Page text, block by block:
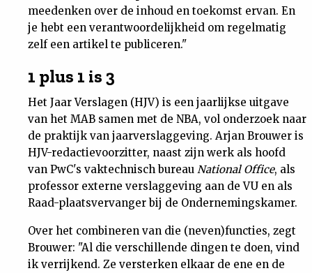
meedenken over de inhoud en toekomst ervan. En
je hebt een verantwoordelijkheid om regelmatig
zelf een artikel te publiceren."
1 plus 1 is 3
Het Jaar Verslagen (HJV) is een jaarlijkse uitgave
van het MAB samen met de NBA, vol onderzoek naar
de praktijk van jaarverslaggeving. Arjan Brouwer is
HJV-redactievoorzitter, naast zijn werk als hoofd
van PwC's vaktechnisch bureau National Office, als
professor externe verslaggeving aan de VU en als
Raad-plaatsvervanger bij de Ondernemingskamer.
Over het combineren van die (neven)functies, zegt
Brouwer: "Al die verschillende dingen te doen, vind
ik verrijkend. Ze versterken elkaar de ene en de